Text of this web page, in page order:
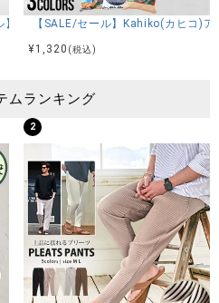
】RAZZIS(ラズ)ロゴ刺繍ツイードシャ
【SALE/セール】Kahiko(カヒコ)
¥1,320 (税込)
ムランキング
2